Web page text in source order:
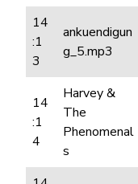
14
:1
3
ankuendigun
g_5.mp3
14
:1
4
Harvey &
The
Phenomenal
s